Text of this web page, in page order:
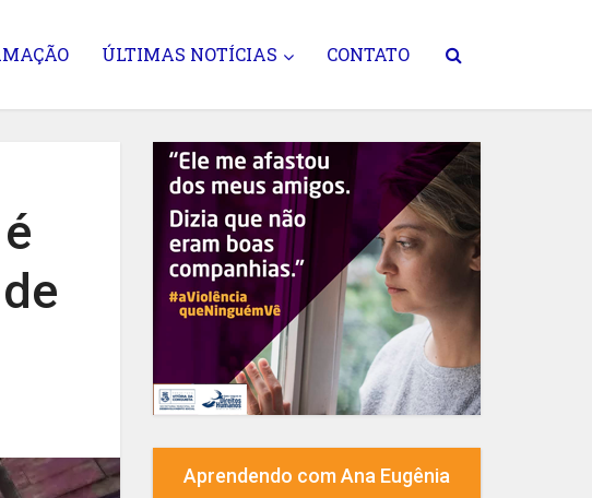
ÚLTIMAS NOTÍCIAS CONTATO
Aprendendo com Ana Eugênia